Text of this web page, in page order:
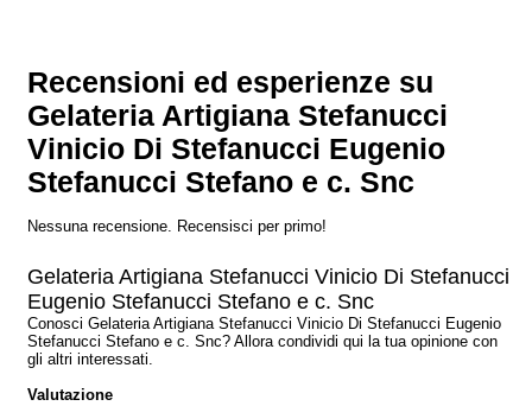
Recensioni ed esperienze su
Gelateria Artigiana Stefanucci
Vinicio Di Stefanucci Eugenio
Stefanucci Stefano e c. Snc
Nessuna recensione. Recensisci per primo!
Gelateria Artigiana Stefanucci Vinicio Di Stefanucci
Eugenio Stefanucci Stefano e c. Snc
Conosci Gelateria Artigiana Stefanucci Vinicio Di Stefanucci Eugenio
Stefanucci Stefano e c. Snc? Allora condividi qui la tua opinione con
gli altri interessati.
Valutazione